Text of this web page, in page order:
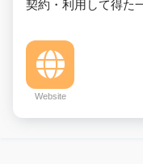
契約・利用して得た
Website